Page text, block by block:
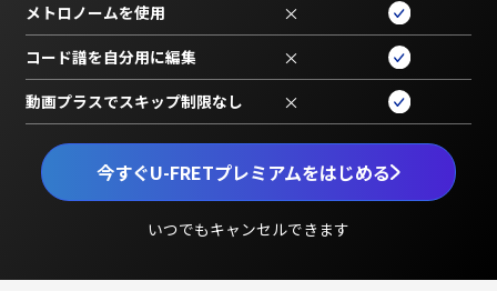
今すぐU-FRETプレミアムをはじめる
いつでもキャンセルできます
メトロノームを使用 ×
コード譜を自分用に編集 ×
動画プラスでスキップ制限なし ×